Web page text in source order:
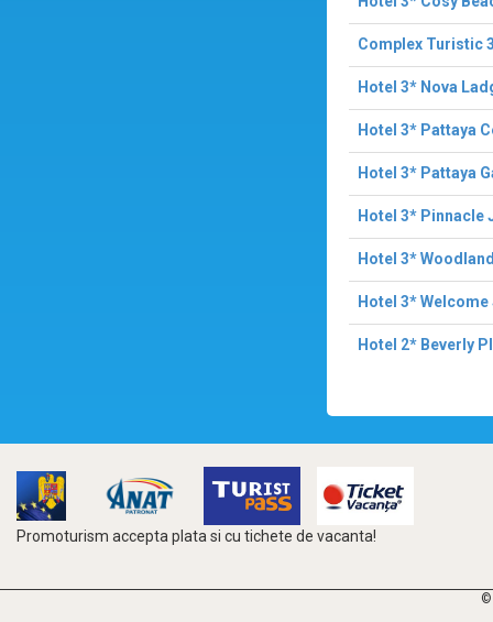
Complex Turistic
Hotel 3* Nova
Hotel 3* Pattaya
Hotel 3* Pattaya
Hotel 3* Pinnacle
Hotel 3*
Hotel 3*
Hotel 2* Beverly
Promoturism accepta plata si cu tichete de vacanta!
©